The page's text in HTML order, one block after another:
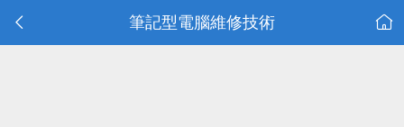
筆記型電腦維修技術